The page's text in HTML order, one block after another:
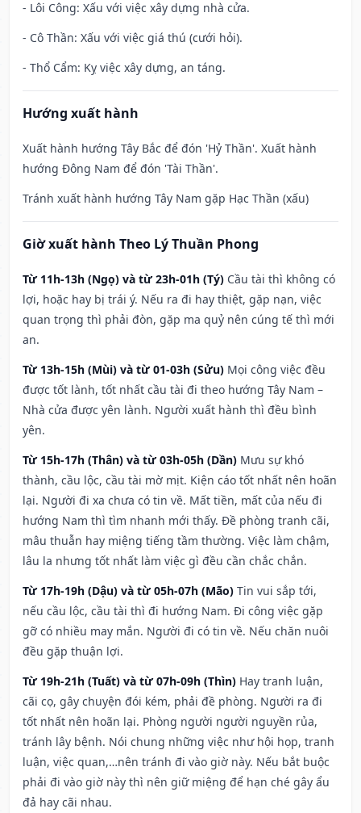
- Lôi Công: Xấu với việc xây dựng nhà cửa.
- Cô Thần: Xấu với việc giá thú (cưới hỏi).
- Thổ Cẩm: Kỵ việc xây dựng, an táng.
Hướng xuất hành
Xuất hành hướng Tây Bắc để đón 'Hỷ Thần'. Xuất hành
hướng Đông Nam để đón 'Tài Thần'.
Tránh xuất hành hướng Tây Nam gặp Hạc Thần (xấu)
Giờ xuất hành Theo Lý Thuần Phong
Từ 11h-13h (Ngọ) và từ 23h-01h (Tý) Cầu tài thì không có
lợi, hoặc hay bị trái ý. Nếu ra đi hay thiệt, gặp nạn, việc
quan trọng thì phải đòn, gặp ma quỷ nên cúng tế thì mới
an.
Từ 13h-15h (Mùi) và từ 01-03h (Sửu) Mọi công việc đều
được tốt lành, tốt nhất cầu tài đi theo hướng Tây Nam –
Nhà cửa được yên lành. Người xuất hành thì đều bình
yên.
Từ 15h-17h (Thân) và từ 03h-05h (Dần) Mưu sự khó
thành, cầu lộc, cầu tài mờ mịt. Kiện cáo tốt nhất nên hoãn
lại. Người đi xa chưa có tin về. Mất tiền, mất của nếu đi
hướng Nam thì tìm nhanh mới thấy. Đề phòng tranh cãi,
mâu thuẫn hay miệng tiếng tầm thường. Việc làm chậm,
lâu la nhưng tốt nhất làm việc gì đều cần chắc chắn.
Từ 17h-19h (Dậu) và từ 05h-07h (Mão) Tin vui sắp tới,
nếu cầu lộc, cầu tài thì đi hướng Nam. Đi công việc gặp
gỡ có nhiều may mắn. Người đi có tin về. Nếu chăn nuôi
đều gặp thuận lợi.
Từ 19h-21h (Tuất) và từ 07h-09h (Thìn) Hay tranh luận,
cãi cọ, gây chuyện đói kém, phải đề phòng. Người ra đi
tốt nhất nên hoãn lại. Phòng người người nguyền rủa,
tránh lây bệnh. Nói chung những việc như hội họp, tranh
luận, việc quan,…nên tránh đi vào giờ này. Nếu bắt buộc
phải đi vào giờ này thì nên giữ miệng để hạn ché gây ẩu
đả hay cãi nhau.